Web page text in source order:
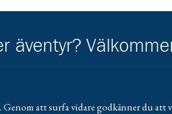
äventyr?
att surfa vidare godkänner du att